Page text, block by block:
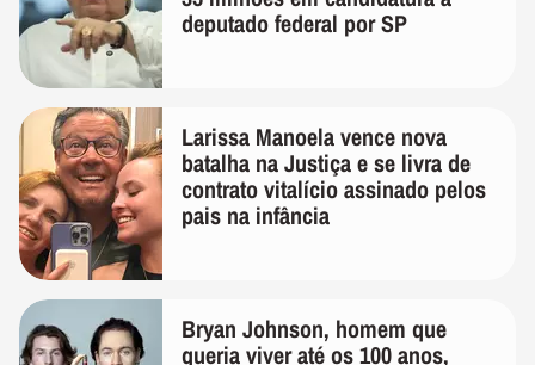
deputado federal por SP
Larissa Manoela vence nova
batalha na Justiça e se livra de
contrato vitalício assinado pelos
pais na infância
Bryan Johnson, homem que
queria viver até os 100 anos,